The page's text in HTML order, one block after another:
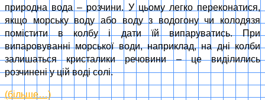
природна вода – розчини. У цьому легко переконатися,
якщо морську воду або воду з водогону чи колодязя
помістити в колбу і дати їй випаруватись. При
випаровуванні морської води, наприклад, на дні колби
залишаться кристалики речовини – це виділились
розчинені у цій воді солі.
(більше…)